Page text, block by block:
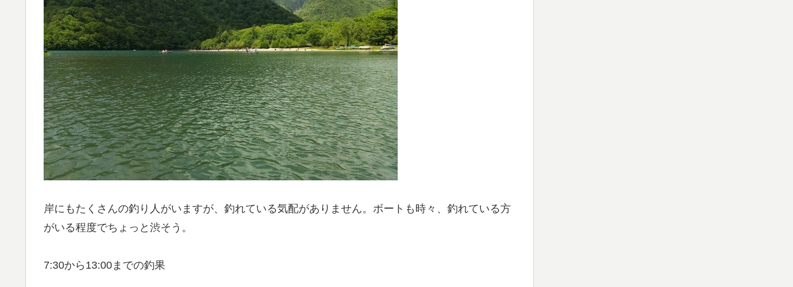
岸にもたくさんの釣り人がいますが、釣れている気配がありません。ボートも時々、釣れている方
がいる程度でちょっと渋そう。
7:30から13:00までの釣果